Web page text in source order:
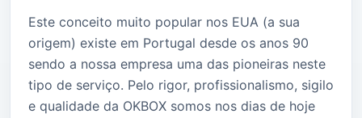
Este conceito muito popular nos EUA (a sua
origem) existe em Portugal desde os anos 90
sendo a nossa empresa uma das pioneiras neste
tipo de serviço. Pelo rigor, profissionalismo, sigilo
e qualidade da OKBOX somos nos dias de hoje